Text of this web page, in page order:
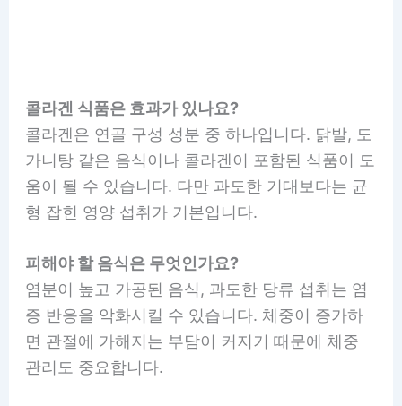
콜라겐 식품은 효과가 있나요?
콜라겐은 연골 구성 성분 중 하나입니다. 닭발, 도
가니탕 같은 음식이나 콜라겐이 포함된 식품이 도
움이 될 수 있습니다. 다만 과도한 기대보다는 균
형 잡힌 영양 섭취가 기본입니다.
피해야 할 음식은 무엇인가요?
염분이 높고 가공된 음식, 과도한 당류 섭취는 염
증 반응을 악화시킬 수 있습니다. 체중이 증가하
면 관절에 가해지는 부담이 커지기 때문에 체중
관리도 중요합니다.